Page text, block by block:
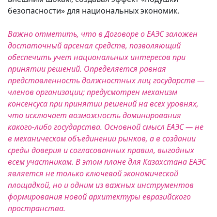
безопасности» для национальных экономик.
Важно отметить, что в Договоре о ЕАЭС заложен
достаточный арсенал средств, позволяющий
обеспечить учет национальных интересов при
принятии решений. Определяется равная
представленность должностных лиц государств —
членов организации; предусмотрен механизм
консенсуса при принятии решений на всех уровнях,
что исключает возможность доминирования
какого-либо государства. Основной смысл ЕАЭС — не
в механическом объединении рынков, а в создании
среды доверия и согласованных правил, выгодных
всем участникам. В этом плане для Казахстана ЕАЭС
является не только ключевой экономической
площадкой, но и одним из важных инструментов
формирования новой архитектуры евразийского
пространства.